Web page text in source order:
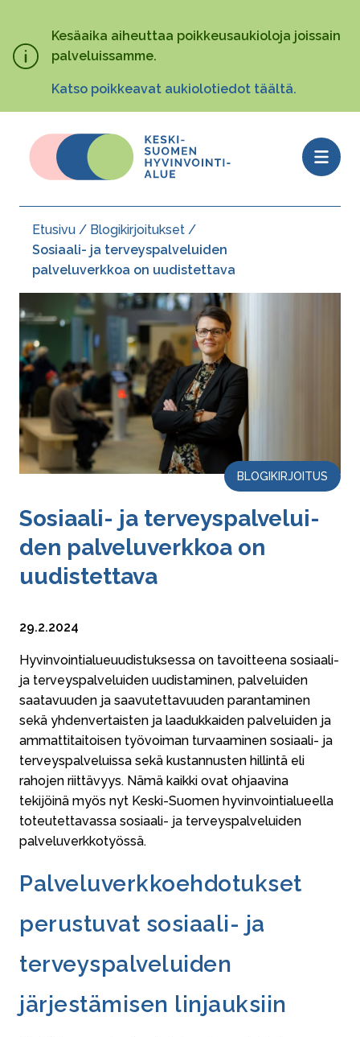
pääsisältöönKesäaika aiheuttaa poikkeusaukioloja joissain
palveluissamme.
Katso poikkeavat aukiolotiedot täältä.
Open
menu
Murupolku
Etusivu
Blogikirjoitukset
Sosiaali- ja terveyspalveluiden
palveluverkkoa on uudistettava
BLOGIKIRJOITUS
Sosiaali- ja ter­veys­pal­ve­lui­
den pal­ve­lu­verk­koa on
uudistettava
29.2.2024
Hyvinvointialueuudistuksessa on tavoitteena sosiaali-
ja terveyspalveluiden uudistaminen, palveluiden
saatavuuden ja saavutettavuuden parantaminen
sekä yhdenvertaisten ja laadukkaiden palveluiden ja
ammattitaitoisen työvoiman turvaaminen sosiaali- ja
terveyspalveluissa sekä kustannusten hillintä eli
rahojen riittävyys. Nämä kaikki ovat ohjaavina
tekijöinä myös nyt Keski-Suomen hyvinvointialueella
toteutettavassa sosiaali- ja terveyspalveluiden
palveluverkkotyössä.
Palveluverkkoehdotukset
perustuvat sosiaali- ja
terveyspalveluiden
järjestämisen linjauksiin